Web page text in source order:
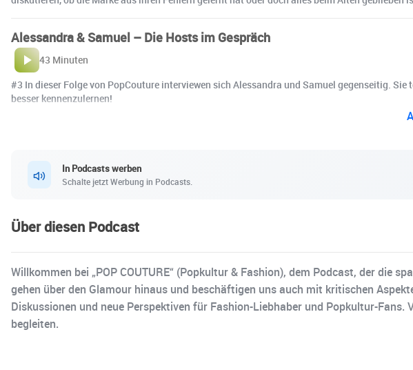
Alessandra & Samuel – Die Hosts im Gespräch
43 Minuten
#3 In dieser Folge von PopCouture interviewen sich Alessandra und Samuel gegenseitig.
besser kennenzulernen!
In Podcasts werben
Schalte jetzt Werbung in Podcasts.
Über diesen Podcast
Willkommen bei „POP COUTURE“ (Popkultur & Fashion), dem Podcast, der die
gehen über den Glamour hinaus und beschäftigen uns auch mit kritischen
Diskussionen und neue Perspektiven für Fashion-Liebhaber und Popkultur-
begleiten.